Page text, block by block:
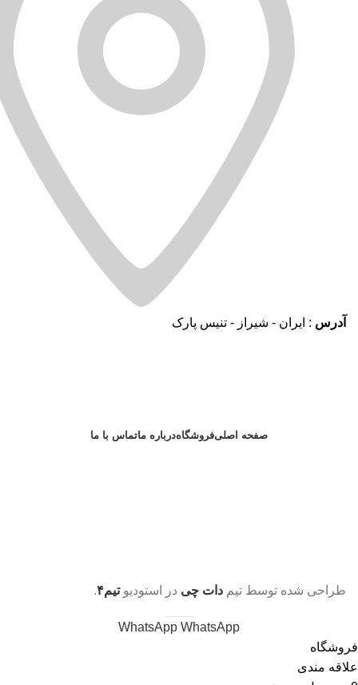
آدرس : ایران - شیراز - تنیس پارک
صفحه اصلیفروشگاهدرباره ماتماس با ما
طراحی شده توسط تیم دات چی در استودیوتیم۴ .
WhatsApp WhatsApp
فروشگاه
علاقه مندی